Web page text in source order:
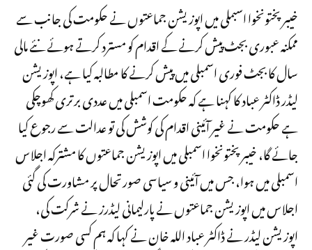
خیبرپختونخوا اسبملی میں اپوزیشن جماعتوں نے حکومت کی جانب سے
ممکنہ عبوری بجٹ پیش کرنے کے اقدام کو مسترد کرتے ہوئے نئے مالی
سال کا بجٹ فوری اسمبلی میں پیش کرنے کا مطالبہ کیا ہے، اپوزیشن
لیڈر ڈاکٹر عباد کا کہنا ہے کہ حکومت اسمبلی میں عددی برتری کھوچکی
ہے حکومت نے غیر آئینی اقدام کی کوشش کی تو عدالت سے رجوع کیا
جائے گا، خیبرپختونخوا اسمبلی میں اپوزیشن جماعتوں کا مشترکہ اجلاس
اسمبلی میں ہوا، جس میں آئینی و سیاسی صورتحال پر مشاورت کی گئی
اجلاس میں اپوزیشن جماعتوں نے پارلیمانی لیڈرز نے شرکت کی،
اپوزیشن لیڈر نے ڈاکٹر عباد اللہ خان نے کہا کہ ہم کسی صورت غیر